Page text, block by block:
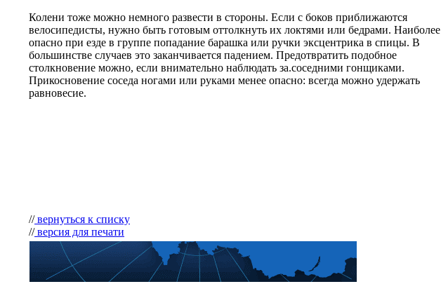
Колени тоже можно немного развести в стороны. Если с боков приближаются
велосипедисты, нужно быть готовым оттолкнуть их локтями или бедрами. Наиболее
опасно при езде в группе попадание барашка или ручки эксцентрика в спицы. В
большинстве случаев это заканчивается падением. Предотвратить подобное
столкновение можно, если внимательно наблюдать за.соседними гонщиками.
Прикосновение соседа ногами или руками менее опасно: всегда можно удержать
равновесие.
//вернуться к списку
//версия для печати